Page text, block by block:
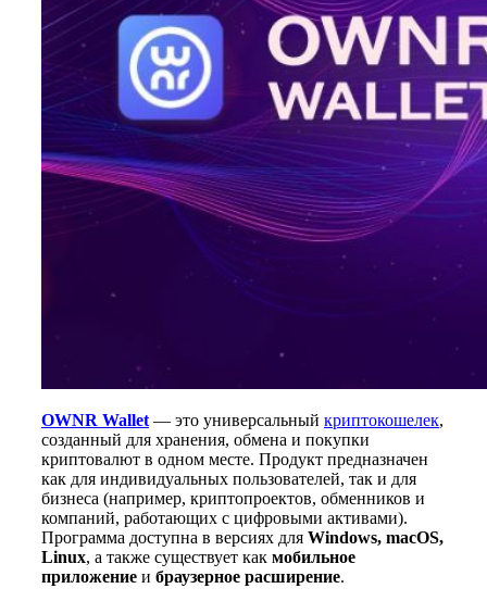
OWNR Wallet — это универсальный криптокошелек,
созданный для хранения, обмена и покупки
криптовалют в одном месте. Продукт предназначен
как для индивидуальных пользователей, так и для
бизнеса (например, криптопроектов, обменников и
компаний, работающих с цифровыми активами).
Программа доступна в версиях для Windows, macOS,
Linux, а также существует как мобильное
приложение и браузерное расширение.